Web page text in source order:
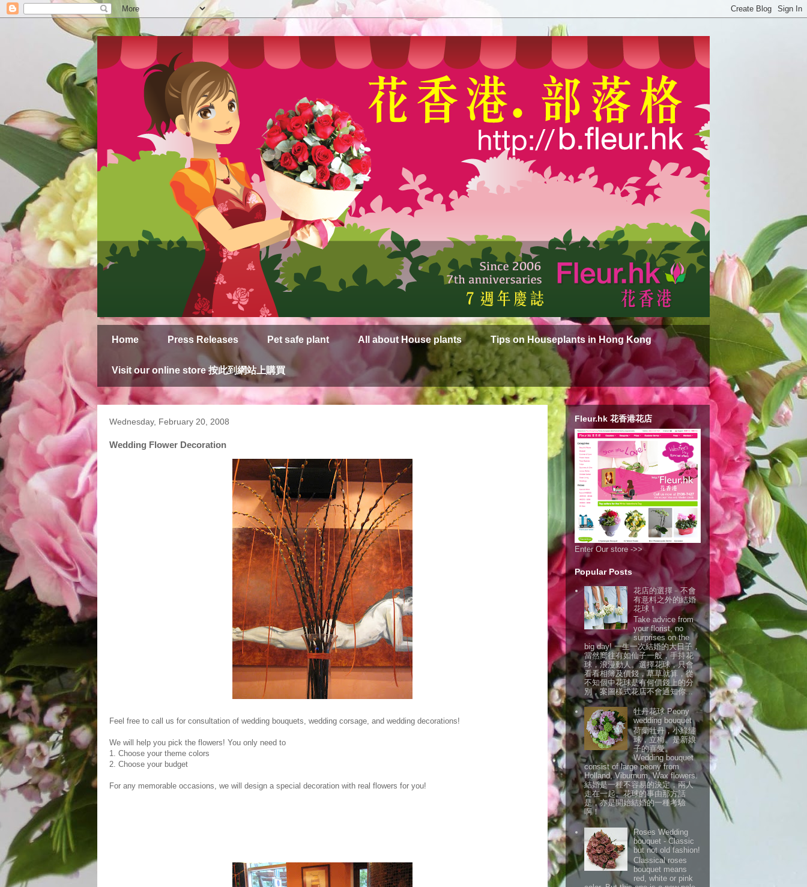
Home Press Releases Pet safe plant All about House plants Tips on Houseplants in Hong Kong
Visit our online store 按此到網站上購買
Wednesday, February 20, 2008
Wedding Flower Decoration
Feel free to call us for consultation of wedding bouquets, wedding corsage, and wedding decorations!
We will help you pick the flowers! You only need to
1. Choose your theme colors
2. Choose your budget
For any memorable occasions, we will design a special decoration with real flowers for you!
Fleur.hk 花香港花店
Enter Our store ->>
Popular Posts
花店的選擇﹣不會
有意料之外的結婚
花球！
Take advice from
your florist, no
surprises on the
big day! 一生一次結婚的大日子，
當然嚮往有如仙子一般，手持花
球，浪漫動人。選擇花球，只會
看看相簿及價錢，草草就算，從
不知個中花球是有何價錢上的分
別，案圖樣式花店不會通知你...
牡丹花球 Peony
wedding bouquet
荷蘭牡丹，小綠繡
球，立梅。是新娘
子的喜愛。
Wedding bouquet
consist of large peony from
Holland, Viburnum, Wax flowers.
結婚是一種不容易的決定，兩人
走在一起。花球的事由那方話
是，亦是開始結婚的一種考驗
啊！
Roses Wedding
bouquet - Classic
but not old fashion!
Classical roses
bouquet means
red, white or pink